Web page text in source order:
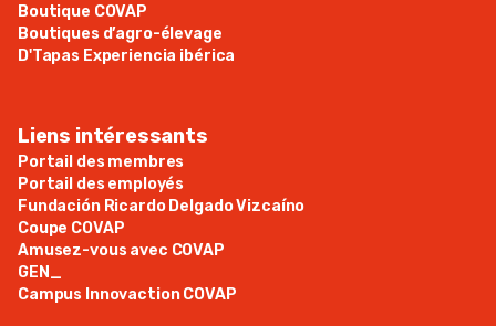
Boutique COVAP
Boutiques d’agro-élevage
D'Tapas Experiencia ibérica
Liens intéressants
Portail des membres
Portail des employés
Fundación Ricardo Delgado Vizcaíno
Coupe COVAP
Amusez-vous avec COVAP
GEN_
Campus Innovaction COVAP